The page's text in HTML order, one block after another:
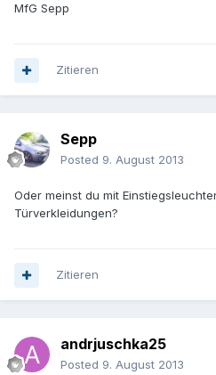
MfG Sepp
Zitieren
Sepp
Posted 9. August 2013
Oder meinst du mit
Türverkleidungen?
Zitieren
andrjuschka25
Posted 9. August 2013